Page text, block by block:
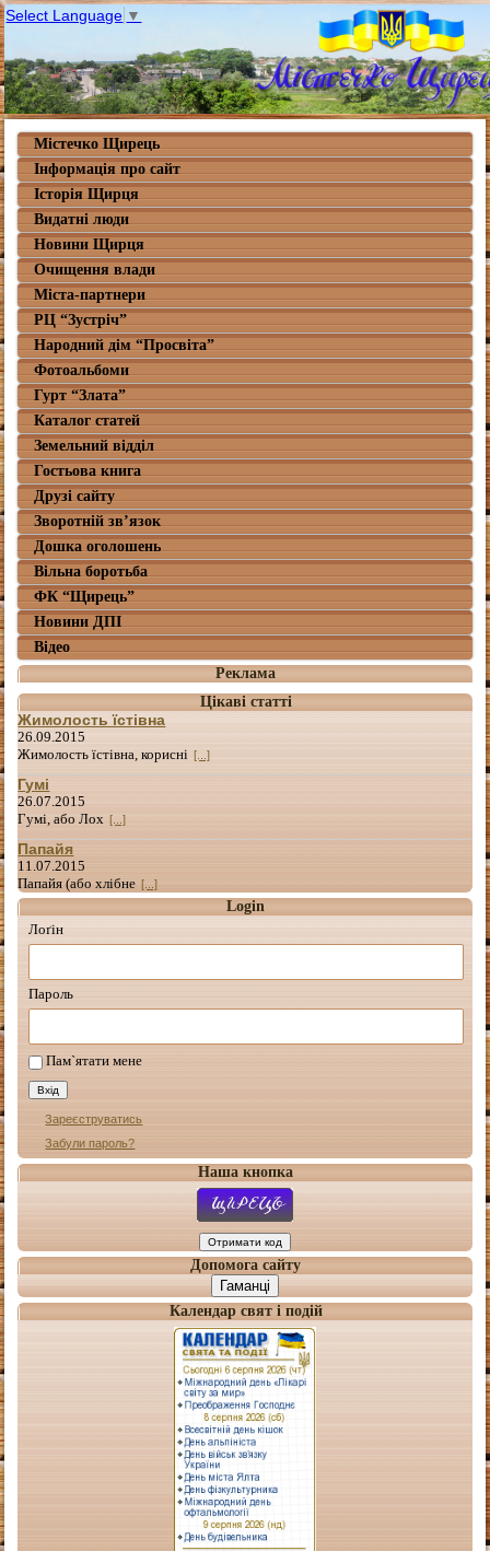
Select Language ▼
Містечко Щирець
Інформація про сайт
Історія Щирця
Видатні люди
Новини Щирця
Очищення влади
Міста-партнери
РЦ “Зустріч”
Народний дім “Просвіта”
Фотоальбоми
Гурт “Злата”
Каталог статей
Земельний відділ
Гостьова книга
Друзі сайту
Зворотній зв’язок
Дошка оголошень
Вільна боротьба
ФК “Щирець”
Новини ДПІ
Відео
Реклама
Цікаві статті
Жимолость їстівна
26.09.2015
Жимолость їстівна, корисні [...]
Гумі
26.07.2015
Гумі, або Лох [...]
Папайя
11.07.2015
Папайя (або хлібне [...]
Login
Лоґін
Пароль
Пам`ятати мене
Зареєструватись
Забули пароль?
Наша кнопка
Допомога сайту
Гаманці
Календар свят і подій